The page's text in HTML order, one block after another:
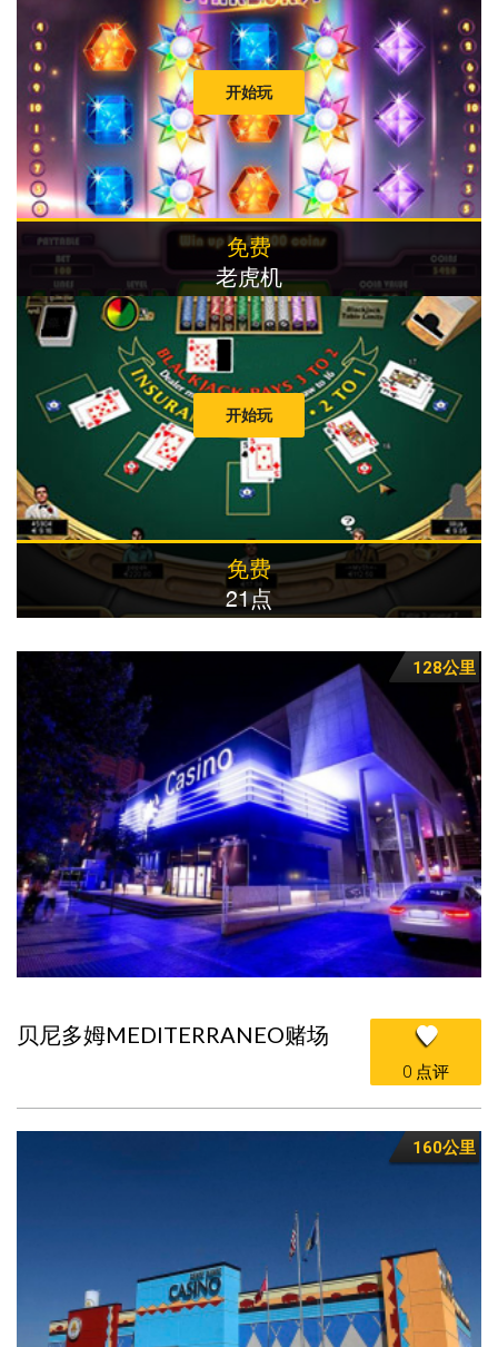
免费
老虎机
开始玩
免费
21点
开始玩
贝尼多姆MEDITERRANEO赌场
0 点评
128公里
160公里